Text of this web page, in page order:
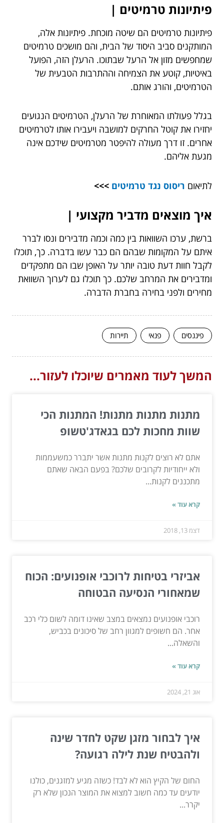
פיתיונות טרמיטים |
פיתיונות טרמיטים הם שיטה מוכחת. פיתיונות אלה,
המותקנים סביב היסוד של הבית, והם מושכים טרמיטים
שמחפשים מזון אל הרעל שבתוכו. הרעלן הזה, הפועל
באיטיות, קוטע את הצמיחה וההתרבות הטבעית של
הטרמיטים, והורג אותם.
בגלל פעולתו המאוחרת של הרעלן, הטרמיטים הנגועים
יחזירו את קוטל החרקים למושבה ויעבירו אותו לטרמיטים
אחרים. זו דרך מעולה להיפטר מטרמיטים שידכם אינה
מגעת אליהם.
לתיאום ריסוס נגד טרמיטים >>>
איך מוצאים מדביר מקצועי |
ברשת, ערכו השוואות בין כמה וכמה מדבירים ונסו לברר
איתם על המקומות שבהם הם כבר עשו בדברה. כך, תוכלו
לקבל חוות דעת טובה יותר על האופן שבו הם מתפקדים
ומדבירים את המרחב שלכם. כך תוכלו גם לערוך השוואת
מחירים ולפני בחירה בחברת הדברה.
פיננסים פנאי תיירות
המשך לעוד מאמרים שיוכלו לעזור...
מתנות מתנות מתנות! המתנות הכי
שוות מחכות לכם בגאדג'טשופ
אתם לא רוצים לקנות מתנות אשר יתברר כמשעממות
ולא ייחודיות לקרובים שלכם? בפעם הבאה שאתם
מתכננים לקנות...
קרא עוד »
דצמ 13, 2018
אביזרי בטיחות לרוכבי אופנועים: הכוח
שמאחורי הנסיעה הבטוחה
רוכבי אופנועים נמצאים במצב שאינו דומה לשום כלי רכב
אחר. הם חשופים למגוון רחב של סיכונים בכביש,
והשאלה...
קרא עוד »
אוג 21, 2024
איך לבחור מזגן שקט לחדר שינה
ולהבטיח שנת לילה רגועה?
החום של הקיץ הוא לא לבד! כשזה מגיע למזגנים, כולנו
יודעים עד כמה חשוב למצוא את המוצר הנכון שלא רק
יקרר...